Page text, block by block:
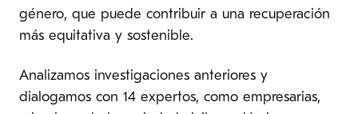
género, que puede contribuir a una recuperación
más equitativa y sostenible.
Analizamos investigaciones anteriores y
dialogamos con 14 expertos, como empresarias,